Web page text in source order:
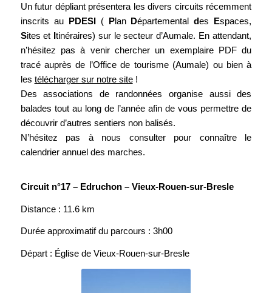
Un futur dépliant présentera les divers circuits récemment
inscrits au PDESI( Plan Départemental des Espaces,
Sites et Itinéraires) sur le secteur d’Aumale. En attendant,
n’hésitez pas à venir chercher un exemplaire PDF du
tracé auprès de l’Office de tourisme (Aumale) ou bien à
les télécharger sur notre site!
Des associations de randonnées organise aussi des
balades tout au long de l’année afin de vous permettre de
découvrir d’autres sentiers non balisés.
N’hésitez pas à nous consulter pour connaître le
calendrier annuel des marches.
Circuit n°17 – Edruchon – Vieux-Rouen-sur-Bresle
Distance : 11.6 km
Durée approximatif du parcours : 3h00
Départ : Église de Vieux-Rouen-sur-Bresle